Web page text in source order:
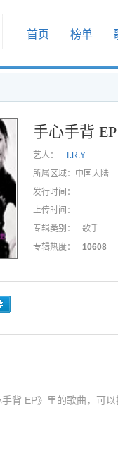
首页 榜单
手心手背 EP
艺人：
T.R.Y
所属区域： 中国大陆
发行时间：
上传时间：
专辑类别：
歌手
专辑热度：
10608
背 EP》里的歌曲，可